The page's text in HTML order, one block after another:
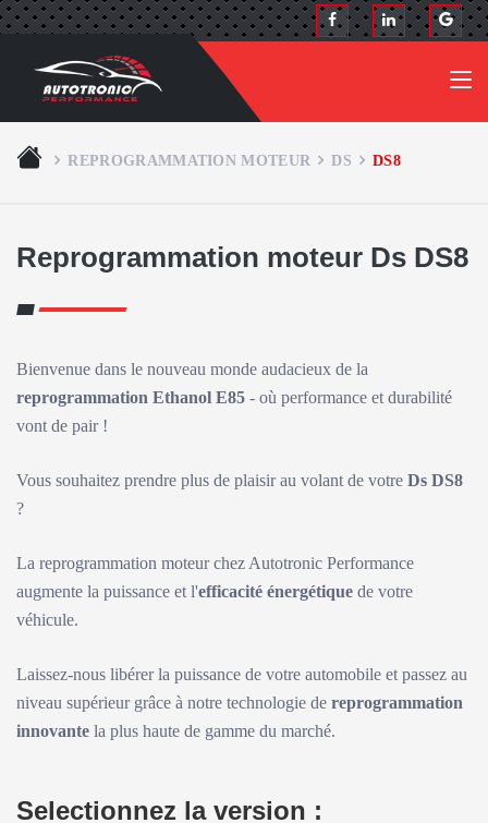
REPROGRAMMATION MOTEUR DS DS8
Reprogrammation moteur Ds DS8
Bienvenue dans le nouveau monde audacieux de la
reprogrammation Ethanol E85 - où performance et durabilité
vont de pair !
Vous souhaitez prendre plus de plaisir au volant de votre Ds DS8
?
La reprogrammation moteur chez Autotronic Performance
augmente la puissance et l'efficacité énergétique de votre
véhicule.
Laissez-nous libérer la puissance de votre automobile et passez au
niveau supérieur grâce à notre technologie de reprogrammation
innovante la plus haute de gamme du marché.
Selectionnez la version :